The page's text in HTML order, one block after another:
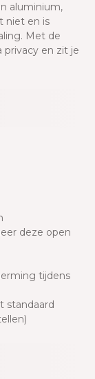
aluminium,
niet en is
Met de
privacy en zit je
deze open
tijdens
standaard